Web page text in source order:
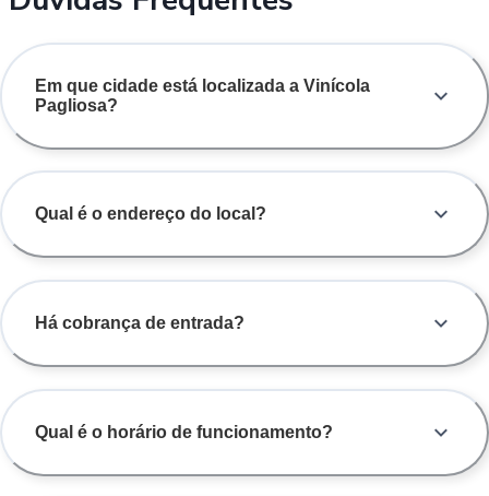
Em que cidade está localizada a Vinícola
Pagliosa?
Qual é o endereço do local?
Há cobrança de entrada?
Qual é o horário de funcionamento?